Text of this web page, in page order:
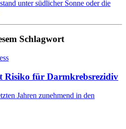
unter südlicher Sonne oder die
Schlagwort
Risiko für Darmkrebsrezidiv
Jahren zunehmend in den